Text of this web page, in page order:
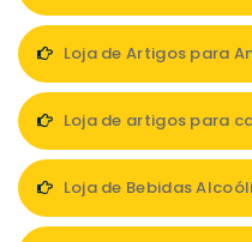
Loja de Artigos para
Loja de artigos para
Loja de Bebidas